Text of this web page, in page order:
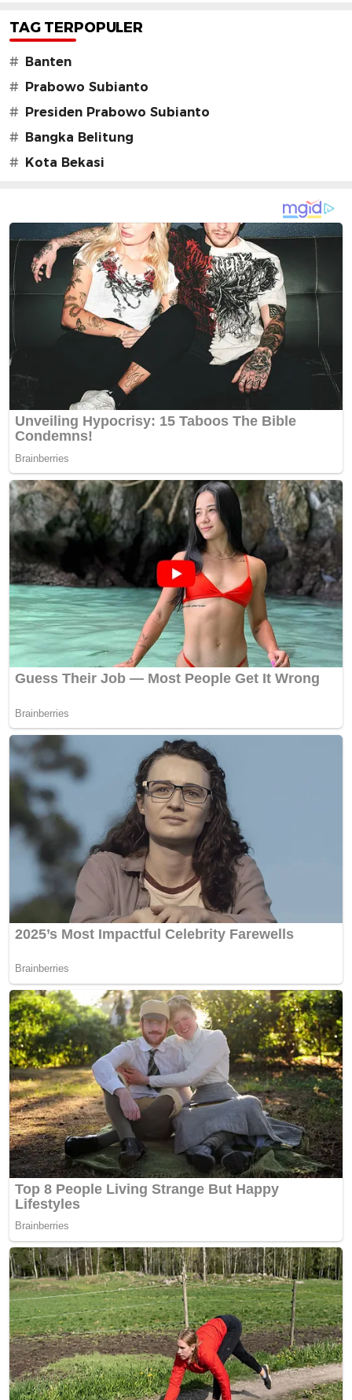
TAG TERPOPULER
#
Banten
#
Prabowo Subianto
#
Presiden Prabowo Subianto
#
Bangka Belitung
#
Kota Bekasi